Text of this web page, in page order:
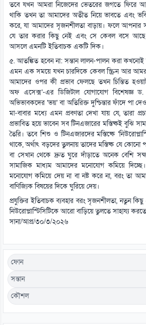
তবে যখন আমরা নিজেদের ভেতরের জগতে ফিরে
থাকি তখন তা আমাদের অতীত নিয়ে ভাবতে এবং
করে, যা আমাদের সৃজনশীলতা বাড়ায়। ফলে আপনার
যে তার করার কিছু নেই এবং সে কেবল বসে আছে
আসলে এমনটি ইতিবাচক একটি দিক।
৫. আতঙ্কিত হবেন না: সন্তান লালন-পালন করা
এমন এক সময়ে যখন চারদিকে কেবল স্ক্রিন আর
আমাদের ওপর কী প্রভাব ফেলছে তখন চিন্তিত হওয়াটা
অফ এসেক্স’-এর ডিজিটাল যোগাযোগ বিশেষজ্ঞ ড.
অভিভাবকদের ‘ভয়’ বা অতিরিক্ত দুশ্চিন্তার ফাঁদে পা
মা-বাবার মধ্যে এমন প্রবণতা দেখা যায় যে, তারা
প্রভাবিত হয়ে ভাবেন সব টিনএজারের মস্তিষ্কই বুঝি
তৈরি। তবে শিশু ও টিনএজারদের মস্তিষ্কে
থাকে, অর্থাৎ বড়দের তুলনায় তাদের মস্তিষ্ক যে কোনো
বা সেখান থেকে দ্রুত ঘুরে দাঁড়াতে অনেক বেশি
সামাজিক মাধ্যম আমাদের মনোযোগ কমিয়ে
মনোযোগ কমিয়ে দেয় না বা নষ্ট করে না, বরং তা
বাণিজ্যিক বিষয়ের দিকে ঘুরিয়ে দেয়।
প্রযুক্তির ইতিবাচক ব্যবহার বরং সৃজনশীলতা, নতুন কিছু
নিউরোপ্লাস্টিসিটিকে আরো বাড়িয়ে তুলতে সাহায্য
সানা/আপ্র/৩০/৩/২০২৬
ফোন
সন্তান
কৌশল